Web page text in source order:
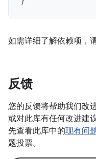
如需详细了解依赖项，
反馈
您的反馈将帮助我们改
或对此库有任何改进建
先查看此库中的现有问
题投票。